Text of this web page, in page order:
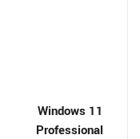
Windows 11
Professional